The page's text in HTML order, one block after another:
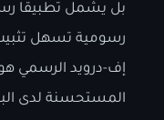
بل يشمل تطبيقا
رسومية تسهل
إف-درويد الرسمي
المستحسنة لدى